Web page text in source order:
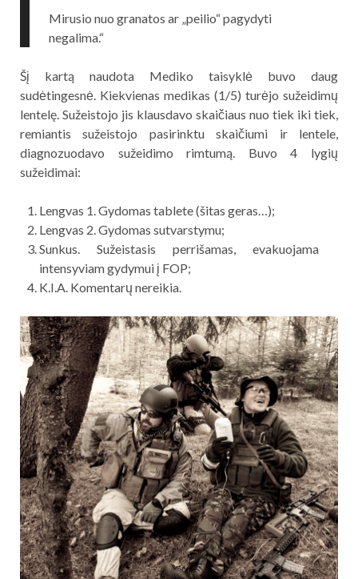
Mirusio nuo granatos ar „peilio“ pagydyti
negalima.“
Šį kartą naudota Mediko taisyklė buvo daug
sudėtingesnė. Kiekvienas medikas (1/5) turėjo sužeidimų
lentelę. Sužeistojo jis klausdavo skaičiaus nuo tiek iki tiek,
remiantis sužeistojo pasirinktu skaičiumi ir lentele,
diagnozuodavo sužeidimo rimtumą. Buvo 4 lygių
sužeidimai:
Lengvas 1. Gydomas tablete (šitas geras…);
Lengvas 2. Gydomas sutvarstymu;
Sunkus. Sužeistasis perrišamas, evakuojama
intensyviam gydymui į FOP;
K.I.A. Komentarų nereikia.